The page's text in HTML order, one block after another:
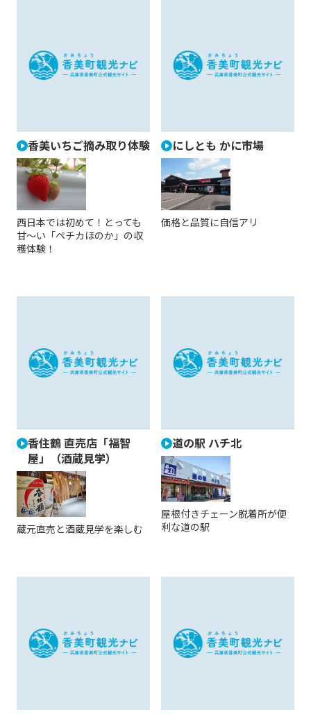
香美いちご摘み取り体験
西日本では初めて！とっても
甘～い「ペチカほのか」の収
穫体験！
にしとも かに市場
価格と品質に自信アリ
香住鶴 直売店「福智
屋」（酒蔵見学）
蔵元直売と酒蔵見学を楽しむ
道の駅 ハチ北
屋根付きチェーン脱着所が便
利な道の駅